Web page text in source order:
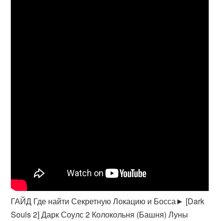
ГАЙД Где найти Секретную Локацию и Босса► [Dark
Souls 2] Дарк Соулс 2 Колокольня (Башня) Луны